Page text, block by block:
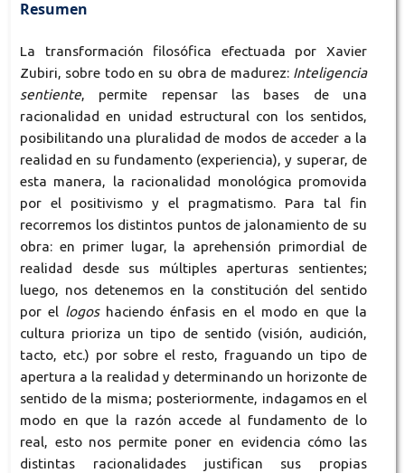
Resumen
La transformación filosófica efectuada por Xavier
Zubiri, sobre todo en su obra de madurez: Inteligencia
sentiente, permite repensar las bases de una
racionalidad en unidad estructural con los sentidos,
posibilitando una pluralidad de modos de acceder a la
realidad en su fundamento (experiencia), y superar, de
esta manera, la racionalidad monológica promovida
por el positivismo y el pragmatismo. Para tal fin
recorremos los distintos puntos de jalonamiento de su
obra: en primer lugar, la aprehensión primordial de
realidad desde sus múltiples aperturas sentientes;
luego, nos detenemos en la constitución del sentido
por el logoshaciendo énfasis en el modo en que la
cultura prioriza un tipo de sentido (visión, audición,
tacto, etc.) por sobre el resto, fraguando un tipo de
apertura a la realidad y determinando un horizonte de
sentido de la misma; posteriormente, indagamos en el
modo en que la razón accede al fundamento de lo
real, esto nos permite poner en evidencia cómo las
distintas racionalidades justifican sus propias